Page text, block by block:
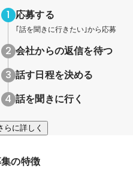
応募する
｢話を聞きに行きたい｣から応募
会社からの返信を待つ
話す日程を決める
話を聞きに行く
らに詳しく
の特徴